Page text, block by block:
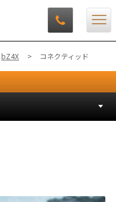
bZ4X コネクティッド